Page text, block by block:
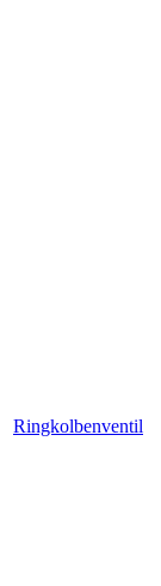
Ringkolbenventil